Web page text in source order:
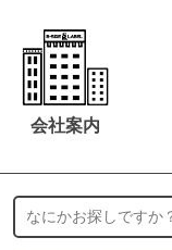
会社案内